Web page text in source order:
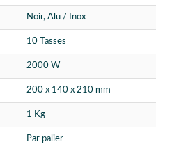
Noir, Alu / Inox
10 Tasses
2000 W
200 x 140 x 210 mm
1 Kg
Par palier